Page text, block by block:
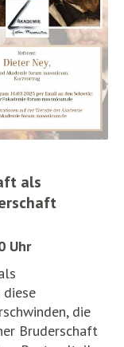
als
Uhr
die
Bruderschaft